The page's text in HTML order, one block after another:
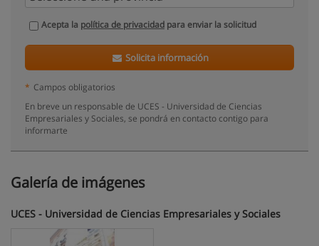
Acepta la política de privacidad para enviar la solicitud
Solicita información
* Campos obligatorios
En breve un responsable de UCES - Universidad de Ciencias
Empresariales y Sociales, se pondrá en contacto contigo para
informarte
Galería de imágenes
UCES - Universidad de Ciencias Empresariales y Sociales